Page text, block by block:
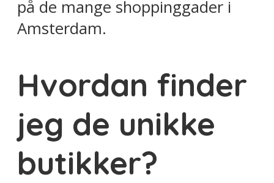
på de mange shoppinggader i
Amsterdam.
Hvordan finder
jeg de unikke
butikker?